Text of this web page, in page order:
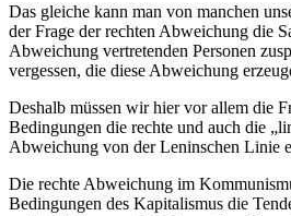
Das gleiche kann man von manchen
der Frage der rechten Abweichung die
Abweichung vertretenden Personen
vergessen, die diese Abweichung
Deshalb müssen wir hier vor allem die
Bedingungen die rechte und auch die
Abweichung von der Leninschen Linie
Die rechte Abweichung im
Bedingungen des Kapitalismus die